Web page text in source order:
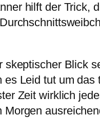
hilft der Trick,
Blick
es Leid tut um
Zeit wirklich